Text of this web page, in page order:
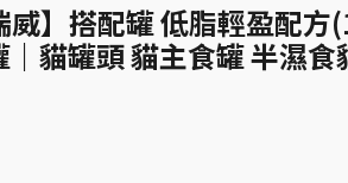
威】搭配罐 低脂輕盈配方
貓罐頭 貓主食罐 半濕食